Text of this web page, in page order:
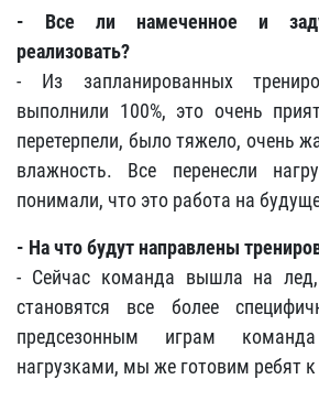
- Все ли намеченное и
реализовать?
- Из запланированных
выполнили 100%, это очень
перетерпели, было тяжело, очень
влажность. Все перенесли
понимали, что это работа на
- На что будут направлены
- Сейчас команда вышла на лед,
становятся все более
предсезонным играм
нагрузками, мы же готовим ребят к